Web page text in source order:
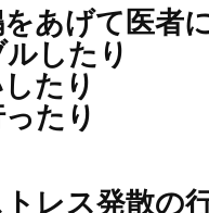
をあげて医者
ルしたり
たり
たり
レス発散の